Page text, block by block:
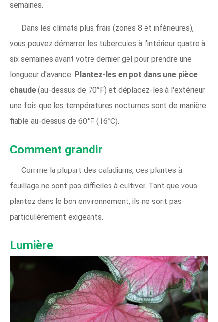
semaines.
Dans les climats plus frais (zones 8 et inférieures),
vous pouvez démarrer les tubercules à l'intérieur quatre à
six semaines avant votre dernier gel pour prendre une
longueur d'avance. Plantez-les en pot dans une pièce
chaude (au-dessus de 70°F) et déplacez-les à l'extérieur
une fois que les températures nocturnes sont de manière
fiable au-dessus de 60°F (16°C).
Comment grandir
Comme la plupart des caladiums, ces plantes à
feuillage ne sont pas difficiles à cultiver. Tant que vous
plantez dans le bon environnement, ils ne sont pas
particulièrement exigeants.
Lumière